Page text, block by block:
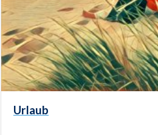
Urlaub